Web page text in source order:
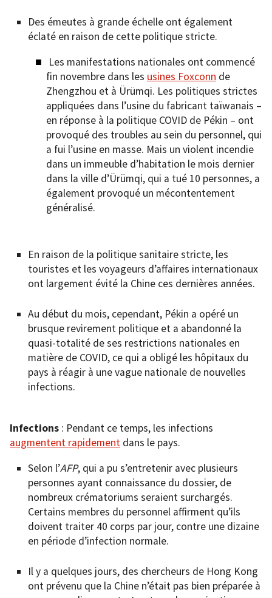
Des émeutes à grande échelle ont également
éclaté en raison de cette politique stricte.
Les manifestations nationales ont commencé
fin novembre dans les usines Foxconn de
Zhengzhou et à Ürümqi. Les politiques strictes
appliquées dans l’usine du fabricant taïwanais –
en réponse à la politique COVID de Pékin – ont
provoqué des troubles au sein du personnel, qui
a fui l’usine en masse. Mais un violent incendie
dans un immeuble d’habitation le mois dernier
dans la ville d’Ürümqi, qui a tué 10 personnes, a
également provoqué un mécontentement
généralisé.
En raison de la politique sanitaire stricte, les
touristes et les voyageurs d’affaires internationaux
ont largement évité la Chine ces dernières années.
Au début du mois, cependant, Pékin a opéré un
brusque revirement politique et a abandonné la
quasi-totalité de ses restrictions nationales en
matière de COVID, ce qui a obligé les hôpitaux du
pays à réagir à une vague nationale de nouvelles
infections.
Infections : Pendant ce temps, les infections
augmentent rapidement dans le pays.
Selon l’AFP, qui a pu s’entretenir avec plusieurs
personnes ayant connaissance du dossier, de
nombreux crématoriums seraient surchargés.
Certains membres du personnel affirment qu’ils
doivent traiter 40 corps par jour, contre une dizaine
en période d’infection normale.
Il y a quelques jours, des chercheurs de Hong Kong
ont prévenu que la Chine n’était pas bien préparée à